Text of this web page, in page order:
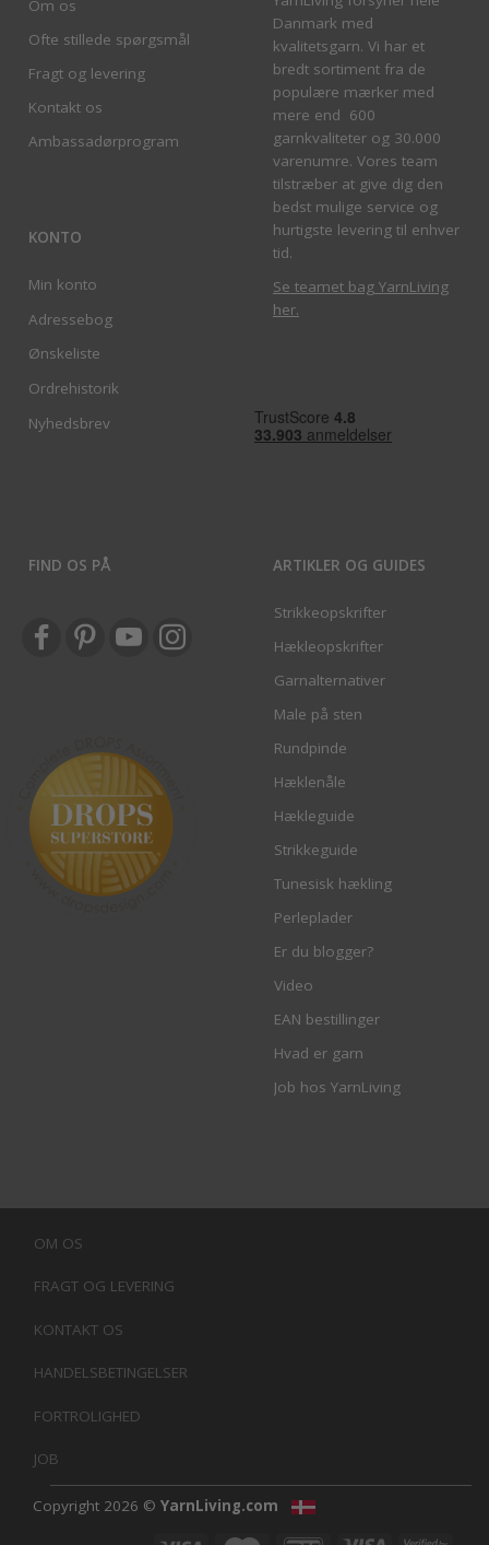
Om os
Ofte stillede spørgsmål
Fragt og levering
Kontakt os
Ambassadørprogram
KONTO
Min konto
Adressebog
Ønskeliste
Ordrehistorik
Nyhedsbrev
Danmark med
kvalitetsgarn. Vi har et
bredt sortiment fra de
populære mærker med
mere end 600
garnkvaliteter og 30.000
varenumre. Vores team
tilstræber at give dig den
bedst mulige service og
hurtigste levering til enhver
tid.
Se teamet bag YarnLiving
her.
FIND OS PÅ ARTIKLER OG GUIDES
Strikkeopskrifter
Hækleopskrifter
Garnalternativer
Male på sten
Rundpinde
Hæklenåle
Hækleguide
Strikkeguide
Tunesisk hækling
Perleplader
Er du blogger?
Video
EAN bestillinger
Hvad er garn
Job hos YarnLiving
OM OS
FRAGT OG LEVERING
KONTAKT OS
HANDELSBETINGELSER
FORTROLIGHED
JOB
Copyright 2026 © YarnLiving.com